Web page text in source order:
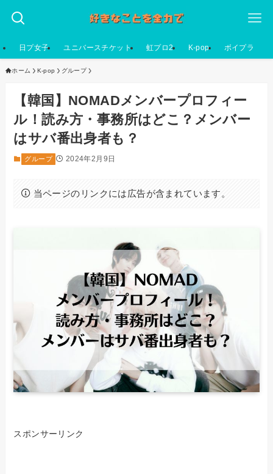
日プ女子 ユニバースチケット 虹プロ2 K-pop ボイプラ
ホーム K-pop グループ
【韓国】NOMADメンバープロフィー
ル！読み方・事務所はどこ？メンバー
はサバ番出身者も？
グループ 2024年2月9日
当ページのリンクには広告が含まれています。
スポンサーリンク